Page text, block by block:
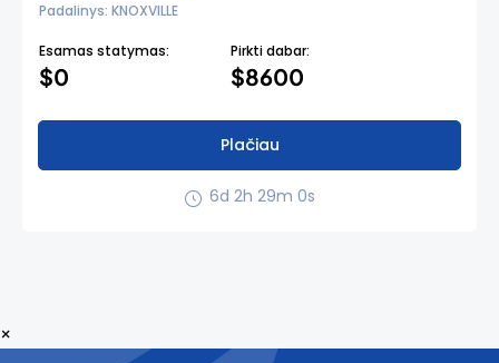
Padalinys: KNOXVILLE
Esamas statymas:
$0
Pirkti dabar:
$8600
Plačiau
6d 2h 28m 59s
×